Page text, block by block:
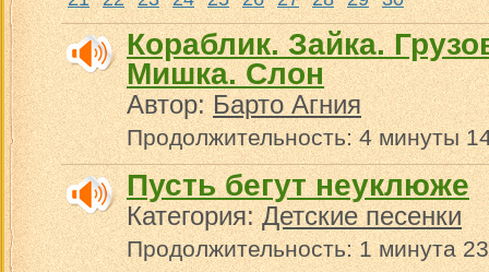
Кораблик. Зайка.
Мишка. Слон
Автор:Барто Агния
Продолжительность: 4 минуты
Пусть бегут неуклюже
Категория:Детские песенки
Продолжительность: 1 минута